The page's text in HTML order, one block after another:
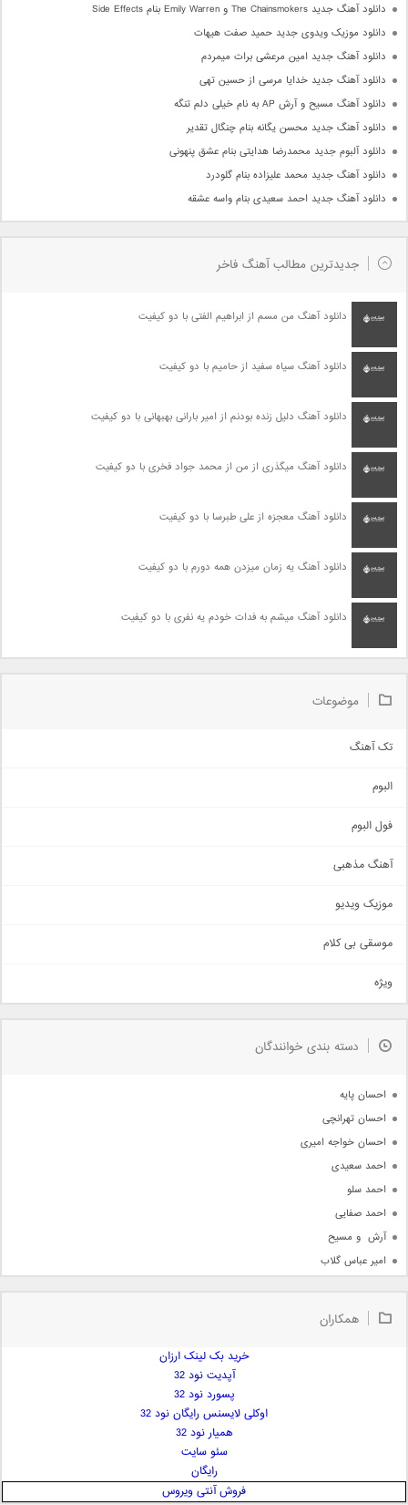
دانلود آهنگ جدید The Chainsmokers و Emily Warren بنام Side Effects
دانلود موزیک ویدوی جدید حمید صفت هیهات
دانلود آهنگ جدید امین مرعشی برات میمردم
دانلود آهنگ جدید خدایا مرسی از حسین تهی
دانلود آهنگ مسیح و آرش AP به نام خیلی دلم تنگه
دانلود آهنگ جدید محسن یگانه بنام چنگال تقدیر
دانلود آلبوم جدید محمدرضا هدایتی بنام عشق پنهونی
دانلود آهنگ جدید محمد علیزاده بنام گلودرد
دانلود آهنگ جدید احمد سعیدی بنام واسه عشقه
جدیدترین مطالب آهنگ فاخر
دانلود آهنگ من مسم از ابراهیم الفتی با دو کیفیت
دانلود آهنگ سیاه سفید از حامیم با دو کیفیت
دانلود آهنگ دلیل زنده بودنم از امیر بارانی بهبهانی با دو کیفیت
دانلود آهنگ میگذری از من از محمد جواد فخری با دو کیفیت
دانلود آهنگ معجزه از علی طبرسا با دو کیفیت
دانلود آهنگ یه زمان میزدن همه دورم با دو کیفیت
دانلود آهنگ میشم به فدات خودم یه نفری با دو کیفیت
موضوعات
تک آهنگ
اجتماعی
حماسی
سنتی
اهنگ بندرعباسی
دمو
مذهبی
جدیدترین ها
البوم
فول البوم
آهنگ مذهبی
موزیک ویدیو
موسقی بی کلام
ویژه
دسته بندی خوانندگان
احسان پایه
احسان تهرانچی
احسان خواجه امیری
احمد سعیدی
احمد سلو
احمد صفایی
آرش  و مسیح
امیر عباس گلاب
امیر علی
ایمان غلامی
همکاران
خرید بک لینک ارزان
آپدیت نود 32
پسورد نود 32
اوکلی لایسنس رایگان نود 32
همیار نود 32
سئو سایت
رایگان
فروش آنتی ویروس